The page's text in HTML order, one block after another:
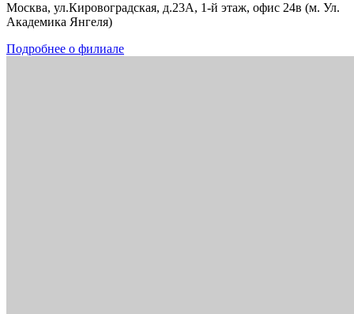
Москва, ул.Кировоградская, д.23А, 1-й этаж, офис 24в (м. Ул.
Академика Янгеля)
Подробнее о филиале